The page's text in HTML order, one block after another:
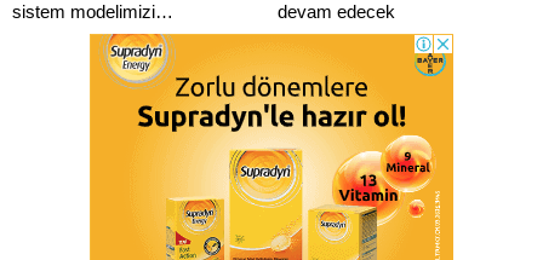
sistem modelimizi
kamuoyuyla paylaşacağız
devam edecek